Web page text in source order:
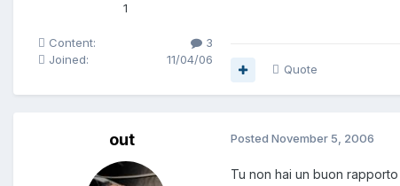
1
Content:
3
Joined:
11/04/06
Quote
out Posted November 5, 2006
Tu non hai un buon